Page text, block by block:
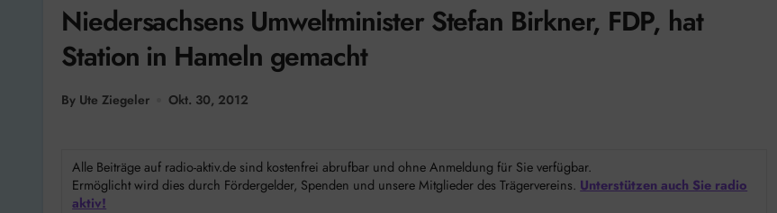
Niedersachsens Umweltminister Stefan Birkner, FDP, hat
Station in Hameln gemacht
By Ute Ziegeler Okt. 30, 2012
Alle Beiträge auf radio-aktiv.de sind kostenfrei abrufbar und ohne Anmeldung für Sie verfügbar.
Ermöglicht wird dies durch Fördergelder, Spenden und unsere Mitglieder des Trägervereins. Unterstützen auch Sie radio
aktiv!